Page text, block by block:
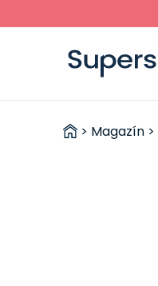
ZDRAVÉ
> Magazín >